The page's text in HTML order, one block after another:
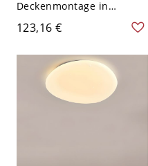
Deckenmontage in
Kopfsteinpflasterform,
Weiß/Holzoptik,
Walnussfarbe, für
Schlafzimmer - 110V-120V
Walnuss Farbe Weißlicht
123,16 €